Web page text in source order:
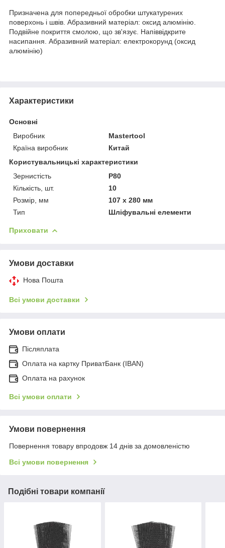
Призначена для попередньої обробки штукатурених
поверхонь і швів. Абразивний матеріал: оксид алюмінію.
Подвійне покриття смолою, що зв'язує. Напіввідкрите
насипання. Абразивний матеріал: електрокорунд (оксид
алюмінію)
Характеристики
Основні
Виробник
Mastertool
Країна виробник
Китай
Користувальницькі характеристики
Зернистість
P80
Кількість, шт.
10
Розмір, мм
107 х 280 мм
Тип
Шліфувальні елементи
Приховати
Умови доставки
Нова Пошта
Всі умови доставки
Умови оплати
Післяплата
Оплата на картку ПриватБанк (IBAN)
Оплата на рахунок
Всі умови оплати
Умови повернення
Повернення товару впродовж 14 днів за домовленістю
Всі умови повернення
Подібні товари компанії